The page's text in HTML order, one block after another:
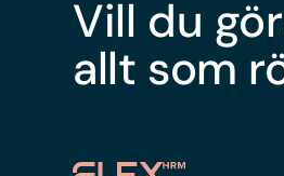
Vill du
allt som